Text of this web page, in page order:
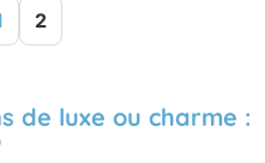
2
de luxe ou charme :